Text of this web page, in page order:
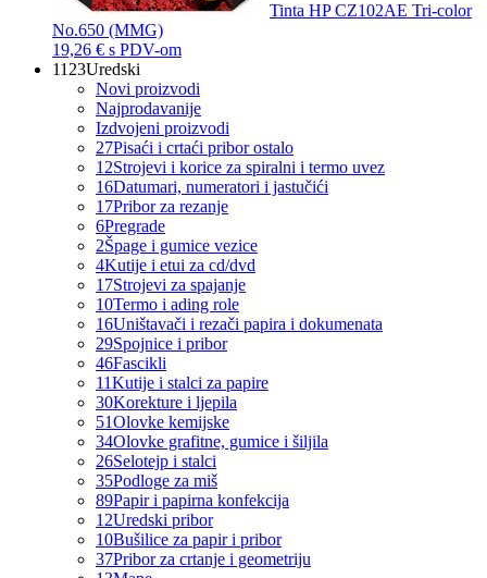
Tinta HP CZ102AE Tri-color
No.650 (MMG)
19,26 € s PDV-om
1123Uredski
Novi proizvodi
Najprodavanije
Izdvojeni proizvodi
27Pisaći i crtaći pribor ostalo
12Strojevi i korice za spiralni i termo uvez
16Datumari, numeratori i jastučići
17Pribor za rezanje
6Pregrade
2Špage i gumice vezice
4Kutije i etui za cd/dvd
17Strojevi za spajanje
10Termo i ading role
16Uništavači i rezači papira i dokumenata
29Spojnice i pribor
46Fascikli
11Kutije i stalci za papire
30Korekture i ljepila
51Olovke kemijske
34Olovke grafitne, gumice i šiljila
26Selotejp i stalci
35Podloge za miš
89Papir i papirna konfekcija
12Uredski pribor
10Bušilice za papir i pribor
37Pribor za crtanje i geometriju